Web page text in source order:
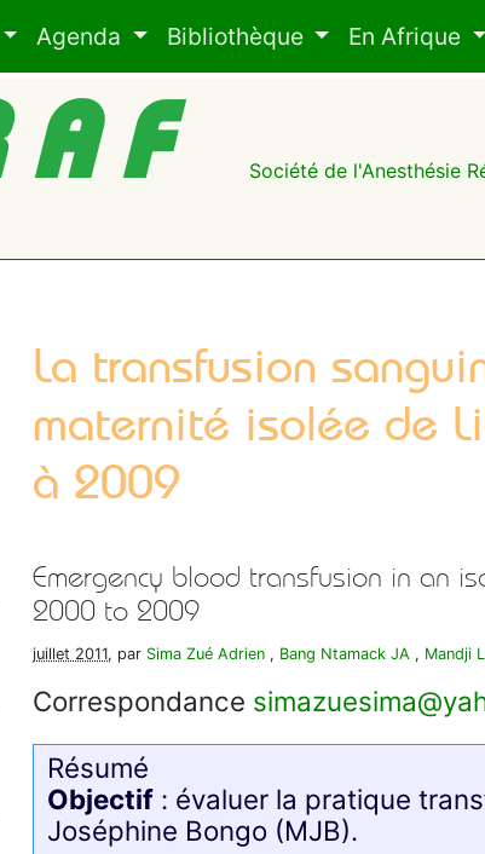
Agenda Bibliothèque En Afrique
Société de l'Anesthésie
La transfusion
maternité isolée de
à 2009
Emergency blood transfusion in an
2000 to 2009
juillet 2011, par Sima Zué Adrien , Bang Ntamack JA , Mandji
Correspondance simazuesima@
Résumé
Objectif : évaluer la pratique
Joséphine Bongo (MJB).